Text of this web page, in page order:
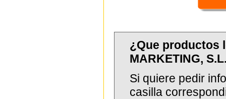
¿Que productos
MARKETING,
Si quiere pedir
casilla